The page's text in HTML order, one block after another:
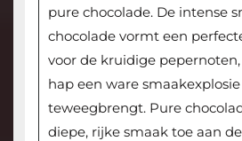
pure chocolade. De intense
chocolade vormt een
voor de kruidige
hap een ware
teweegbrengt. Pure
diepe, rijke smaak toe aan